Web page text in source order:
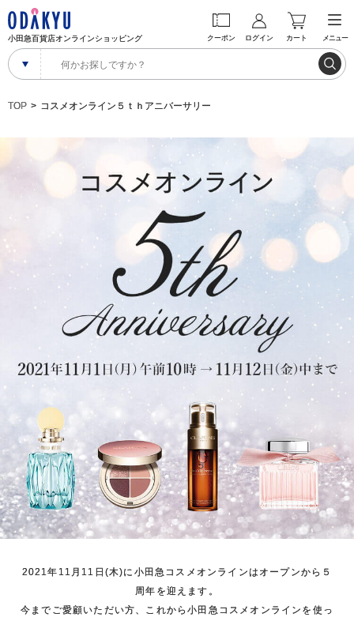
小田急百貨店オンラインショッピング クーポン ログイン カート メニュー
TOP コスメオンライン５ｔｈアニバーサリー
2021年11月11日(木)に小田急コスメオンラインはオープンから５
周年を迎えます。
今までご愛顧いただい方、これから小田急コスメオンラインを使っ